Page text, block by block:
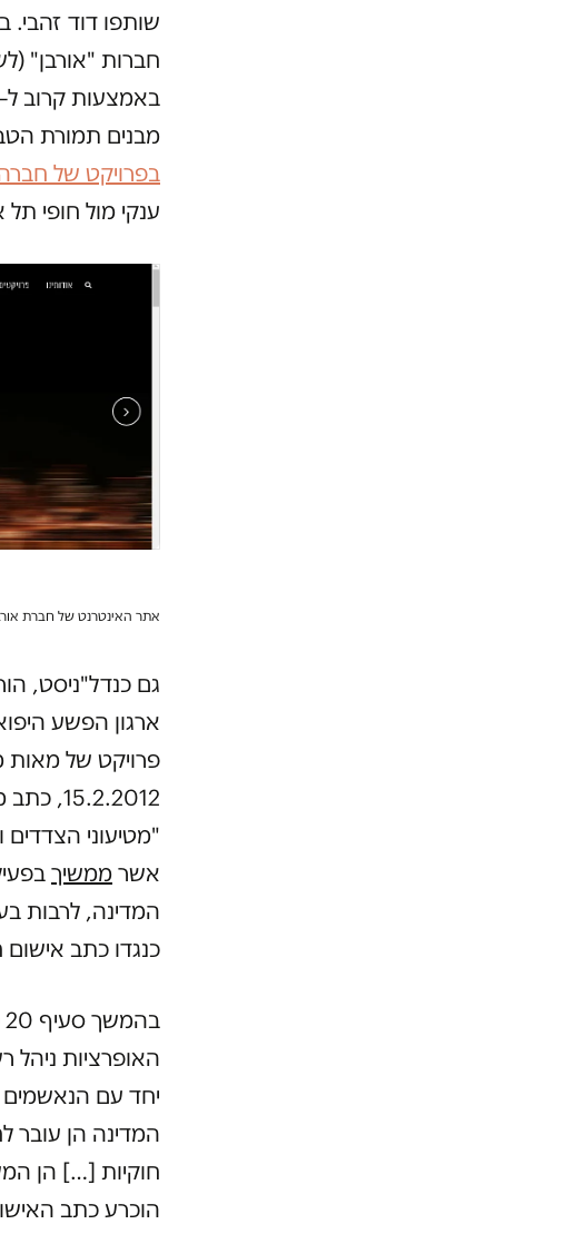
שותפו דוד זהבי.
חברות "אורבן"
מבנים תמורת
בפרויקט של חברה
ענקי מול חופי תל
אתר האינטרנט של חברת
גם כנדל"ניסט,
ארגון הפשע
פרויקט של מאות
"מטיעוני הצדדים
אשר ממשיך
המדינה, לרבות
כנגדו כתב
האופרציות
יחד עם
המדינה הן עובר
חוקיות […] הן
הוכרע כתב